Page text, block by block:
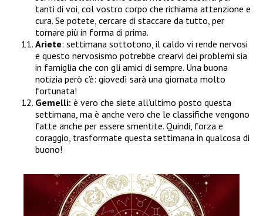
tanti di voi, col vostro corpo che richiama attenzione e
cura. Se potete, cercare di staccare da tutto, per
tornare più in forma di prima.
Ariete: settimana sottotono, il caldo vi rende nervosi
e questo nervosismo potrebbe crearvi dei problemi sia
in famiglia che con gli amici di sempre. Una buona
notizia però c’è: giovedì sarà una giornata molto
fortunata!
Gemelli: è vero che siete all’ultimo posto questa
settimana, ma è anche vero che le classifiche vengono
fatte anche per essere smentite. Quindi, forza e
coraggio, trasformate questa settimana in qualcosa di
buono!